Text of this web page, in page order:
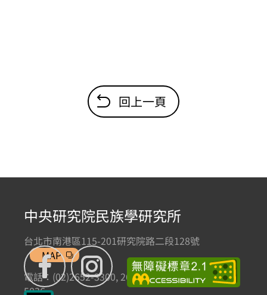
回上一頁
中央研究院民族學研究所
台北市南港區115-201研究院路二段128號
MAP
電話：(02)2652-3300, 2652-3301 傳真：(02)2785-
5836